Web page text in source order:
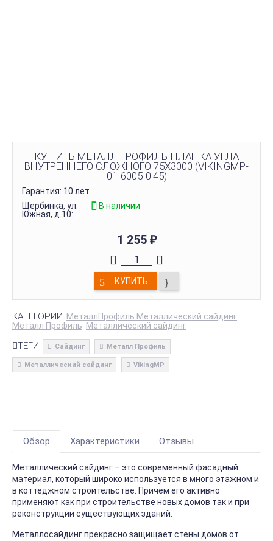
КУПИТЬ МЕТАЛЛПРОФИЛЬ ПЛАНКА УГЛА
ВНУТРЕННЕГО СЛОЖНОГО 75Х3000 (VIKINGMP-
01-6005-0.45)
Гарантия: 10 лет
Щербинка, ул.
Южная, д.10:
В наличии
1 255 ₽
КУПИТЬ
КАТЕГОРИИ: МеталлПрофиль Металлический сайдинг
Металл Профиль Металлический сайдинг
ТЕГИ: Сайдинг Металл Профиль
Металлический сайдинг VikingMP
Обзор Характеристики Отзывы
Металлический сайдинг – это современный фасадный
материал, который широко используется в много этажном и
в коттеджном строительстве. Причём его активно
применяют как при строительстве новых домов так и при
реконструкции существующих зданий.
Металлосайдинг прекрасно защищает стены домов от